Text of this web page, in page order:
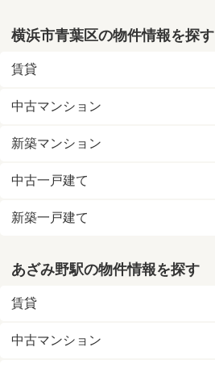
横浜市青葉区の物件情報を探す
賃貸
中古マンション
新築マンション
中古一戸建て
新築一戸建て
あざみ野駅の物件情報を探す
賃貸
中古マンション